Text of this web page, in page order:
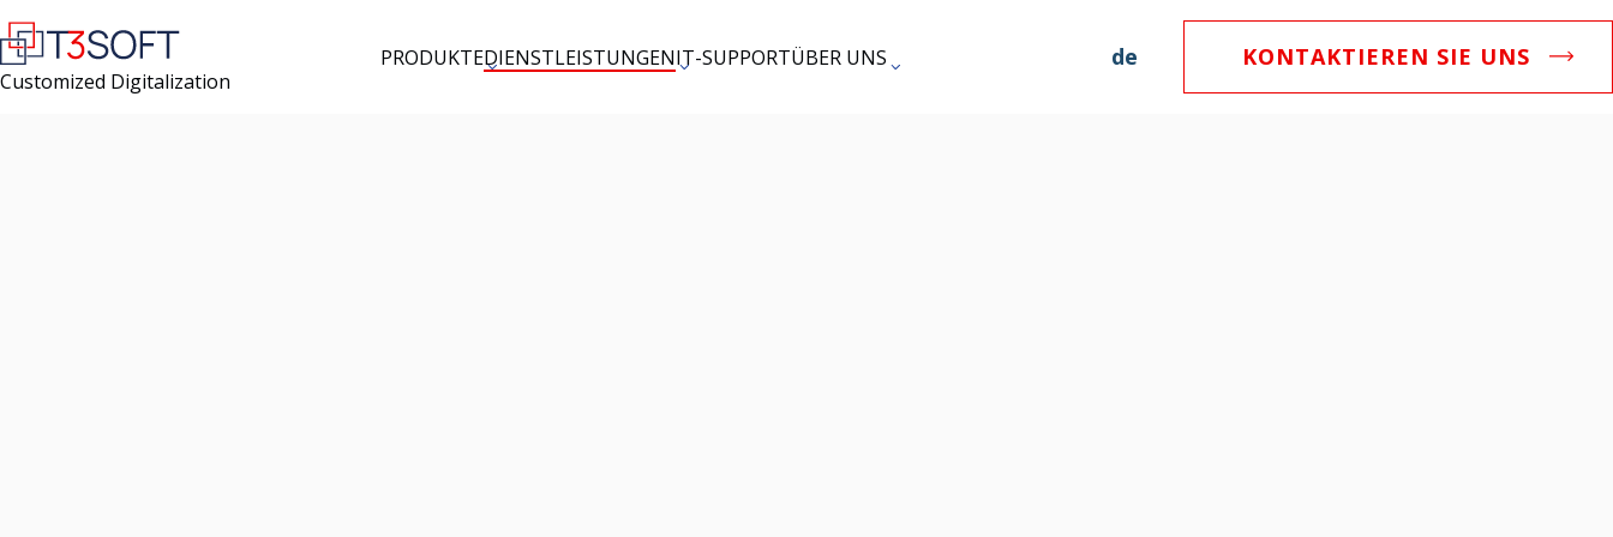
Customized Digitalization
PRODUKTEDIENSTLEISTUNGENIT-SUPPORTÜBER UNS de KONTAKTIEREN SIE UNS